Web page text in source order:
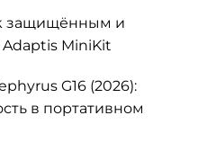
защищённым и
MiniKit
G16 (2026):
в портативном